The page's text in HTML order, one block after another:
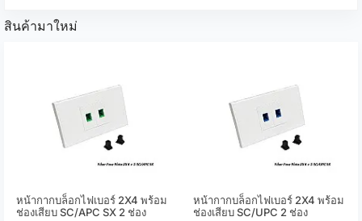
สินค้ามาใหม่
หน้ากากบล็อกไฟเบอร์ 2X4 พร้อม
ช่องเสียบ SC/APC SX 2 ช่อง
หน้ากากบล็อกไฟเบอร์ 2X4 พร้อม
ช่องเสียบ SC/UPC 2 ช่อง